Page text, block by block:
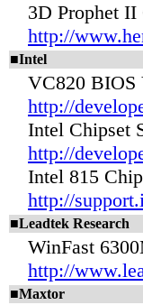
3D Prophet
http://
■Intel
VC820 BIOS
http://
Intel Chipset
http://
Intel 815
http://
■Leadtek Research
WinFast
http://
■Maxtor